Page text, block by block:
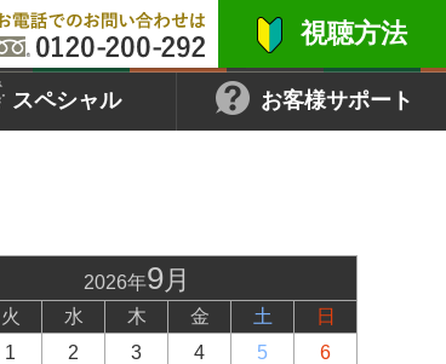
視聴方法
スペシャル お客様サポート
2026年9月
火 水 木 金 土
日
1
2 3 4 5
6